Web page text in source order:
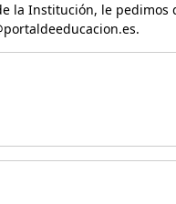
la Institución, le pedimos